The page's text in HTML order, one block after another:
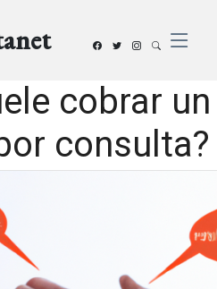
cobrar un
consulta?